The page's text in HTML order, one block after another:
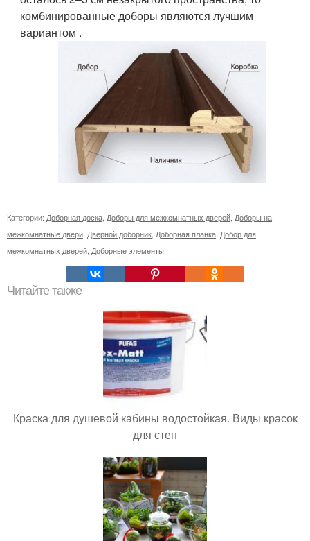
комбинированные доборы являются лучшим
вариантом .
Категории: Доборная доска Доборы для межкомнатных дверей Доборы на
межкомнатные двери Дверной доборник Доборная планка Добор для
межкомнатных дверей Доборные элементы
Читайте также
Краска для душевой кабины водостойкая. Виды красок
для стен